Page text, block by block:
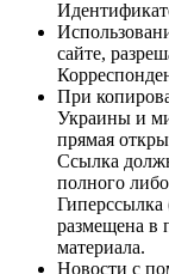
сайте,
При
Украины и
прямая
Ссылка
полного
Гиперссылка
размещена в
материала.
Новости с